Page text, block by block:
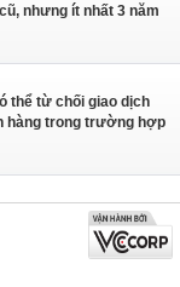
nhưng ít nhất 3 năm
thể từ chối giao dịch
hàng trong trường hợp